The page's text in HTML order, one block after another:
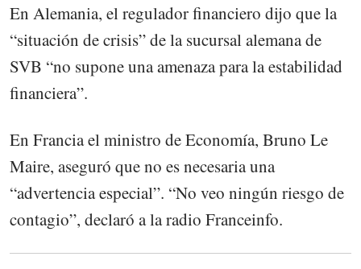
En Alemania, el regulador financiero dijo que la
“situación de crisis” de la sucursal alemana de
SVB “no supone una amenaza para la estabilidad
financiera”.
En Francia el ministro de Economía, Bruno Le
Maire, aseguró que no es necesaria una
“advertencia especial”. “No veo ningún riesgo de
contagio”, declaró a la radio Franceinfo.